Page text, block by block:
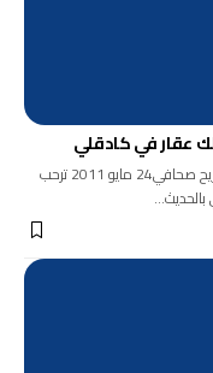
عقار في كادقلي
بسم الله الرحمن الرحيمحزب الامة القوميدائرة الاتصالتصريح صحافي24 مايو 2011 ترحب